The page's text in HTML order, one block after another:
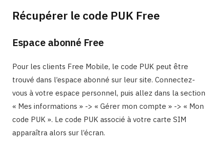
Récupérer le code PUK Free
Espace abonné Free
Pour les clients Free Mobile, le code PUK peut être
trouvé dans l’espace abonné sur leur site. Connectez-
vous à votre espace personnel, puis allez dans la section
« Mes informations » -> « Gérer mon compte » -> « Mon
code PUK ». Le code PUK associé à votre carte SIM
apparaîtra alors sur l’écran.